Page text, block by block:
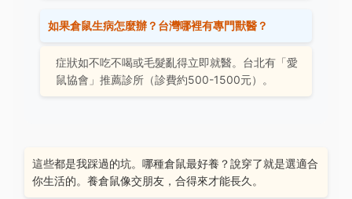
如果倉鼠生病怎麼辦？台灣哪裡有專門獸醫？
症狀如不吃不喝或毛髮亂得立即就醫。台北有「愛
鼠協會」推薦診所（診費約500-1500元）。
這些都是我踩過的坑。哪種倉鼠最好養？說穿了就是選適合
你生活的。養倉鼠像交朋友，合得來才能長久。